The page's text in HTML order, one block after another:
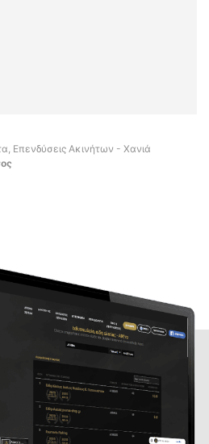
Επενδύσεις Ακινήτων - Χανιά